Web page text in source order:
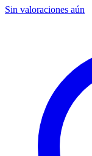
Sin valoraciones aún